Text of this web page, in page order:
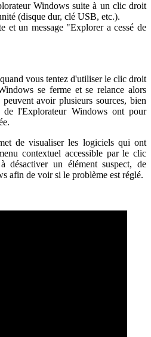
Windows suite à un clic droit
(disque dur, clé USB, etc.).
et un message "Explorer a cessé de
vous tentez d'utiliser le clic droit
se ferme et se relance alors
peuvent avoir plusieurs sources, bien
de l'Explorateur Windows ont pour
de visualiser les logiciels qui ont
contextuel accessible par le clic
désactiver un élément suspect, de
afin de voir si le problème est réglé.